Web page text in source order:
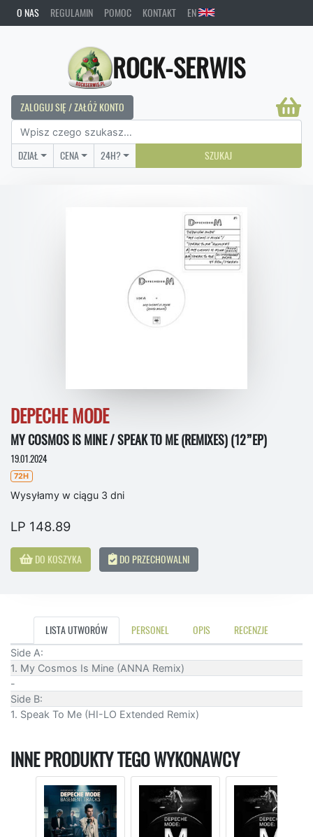
O NAS REGULAMIN POMOC KONTAKT EN
ROCK-SERWIS
ZALOGUJ SIĘ / ZAŁÓŻ KONTO
DZIAŁ CENA 24H? SZUKAJ
DEPECHE MODE
MY COSMOS IS MINE / SPEAK TO ME (REMIXES) (12”EP)
19.01.2024
72H
Wysyłamy w ciągu 3 dni
LP 148.89
DO KOSZYKA DO PRZECHOWALNI
LISTA UTWORÓW PERSONEL OPIS RECENZJE
Side A:
1. My Cosmos Is Mine (ANNA Remix)
-
Side B:
1. Speak To Me (HI-LO Extended Remix)
INNE PRODUKTY TEGO WYKONAWCY